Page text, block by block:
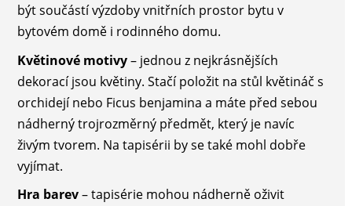
být součástí výzdoby vnitřních prostor bytu v
bytovém domě i rodinného domu.
Květinové motivy– jednou z nejkrásnějších
dekorací jsou květiny. Stačí položit na stůl květináč s
orchidejí nebo Ficus benjamina a máte před sebou
nádherný trojrozměrný předmět, který je navíc
živým tvorem. Na tapisérii by se také mohl dobře
vyjímat.
Hra barev– tapisérie mohou nádherně oživit